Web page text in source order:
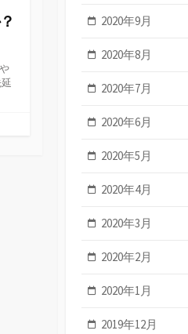
2020年9月
2020年8月
2020年7月
2020年6月
2020年5月
2020年4月
2020年3月
2020年2月
2020年1月
2019年12月